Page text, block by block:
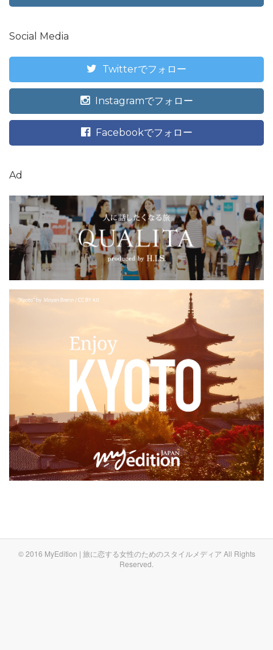
Social Media
Twitterでフォロー
Instagramでフォロー
Facebookでフォロー
Ad
© 2016 MyEdition | 旅に恋する女性のためのスタイルメディア All Rights
Reserved.